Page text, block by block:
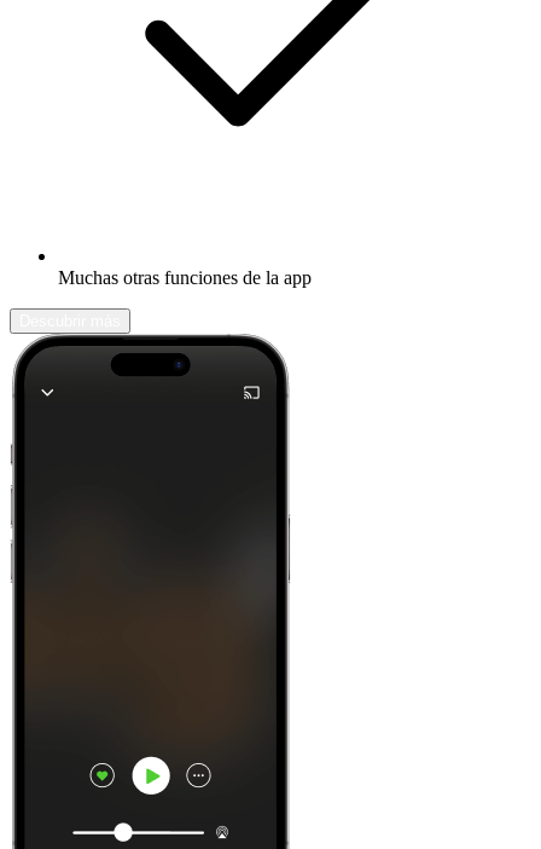
Muchas otras funciones de la app